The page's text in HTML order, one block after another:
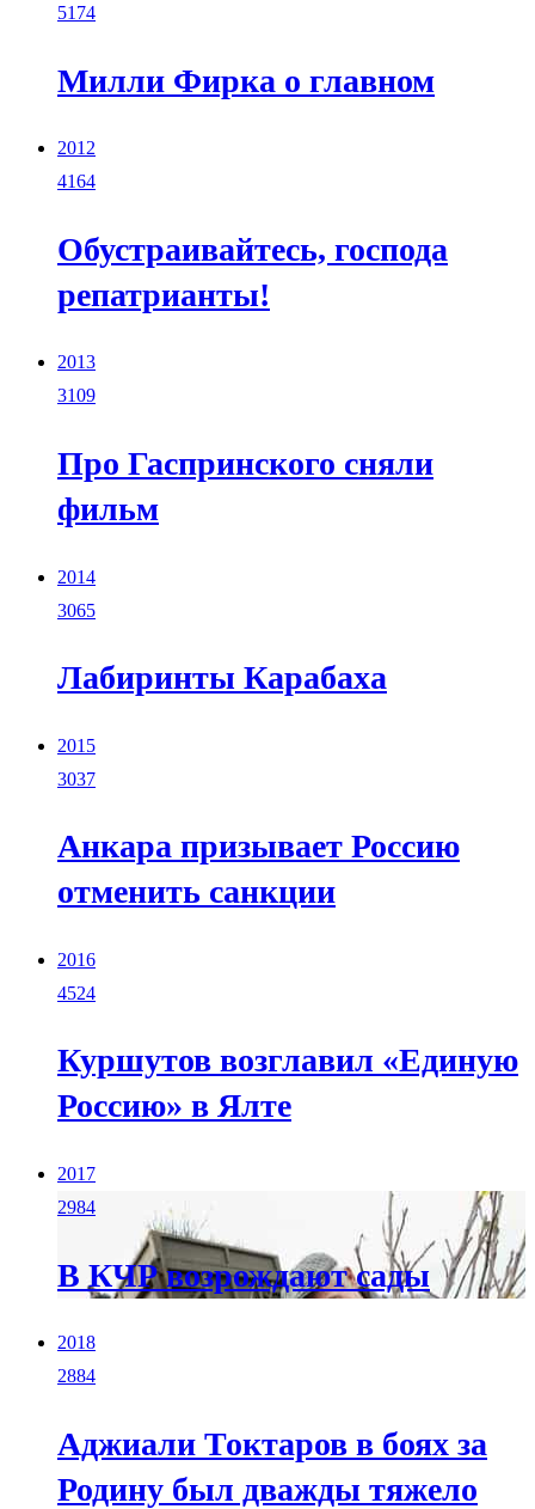
5174
Милли Фирка о главном
2012
4164
Обустраивайтесь, господа
репатрианты!
2013
3109
Про Гаспринского сняли
фильм
2014
3065
Лабиринты Карабаха
2015
3037
Анкара призывает Россию
отменить санкции
2016
4524
Куршутов возглавил «Единую
Россию» в Ялте
2017
2984
В КЧР возрождают сады
2018
2884
Аджиали Токтаров в боях за
Родину был дважды тяжело